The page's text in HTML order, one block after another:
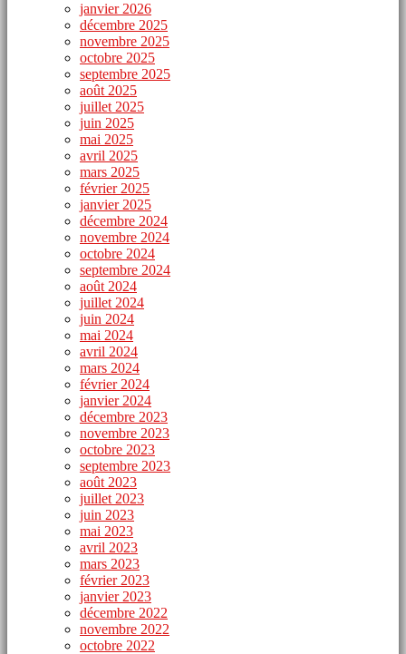
janvier 2026
décembre 2025
novembre 2025
octobre 2025
septembre 2025
août 2025
juillet 2025
juin 2025
mai 2025
avril 2025
mars 2025
février 2025
janvier 2025
décembre 2024
novembre 2024
octobre 2024
septembre 2024
août 2024
juillet 2024
juin 2024
mai 2024
avril 2024
mars 2024
février 2024
janvier 2024
décembre 2023
novembre 2023
octobre 2023
septembre 2023
août 2023
juillet 2023
juin 2023
mai 2023
avril 2023
mars 2023
février 2023
janvier 2023
décembre 2022
novembre 2022
octobre 2022